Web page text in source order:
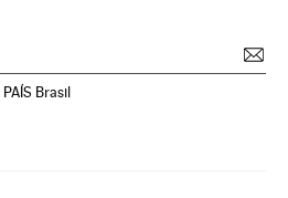
Brasil